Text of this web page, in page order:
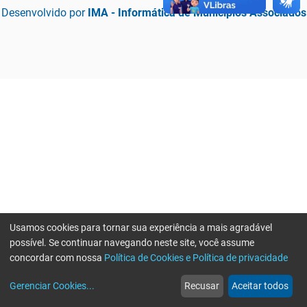
Desenvolvido por IMA - Informática de Municípios Associados
web
Notícias
more_horiz
Mais
Usamos cookies para tornar sua experiência a mais agradável
possível. Se continuar navegando neste site, você assume
concordar com nossa Política de Cookies e Política de privacidade
Gerenciar Cookies... Recusar Aceitar todos
Erro ao enviar informações, por favor tente novamente